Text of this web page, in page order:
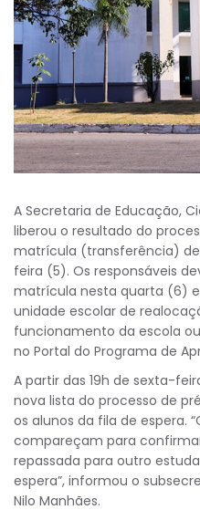
A Secretaria de Educação,
liberou o resultado do
matrícula (transferência)
feira (5). Os responsáveis
matrícula nesta quarta (6)
unidade escolar de
funcionamento da escola
no Portal do Programa de
A partir das 19h de sexta-
nova lista do processo de
os alunos da fila de espera.
compareçam para
repassada para outro
espera”, informou o
Nilo Manhães.